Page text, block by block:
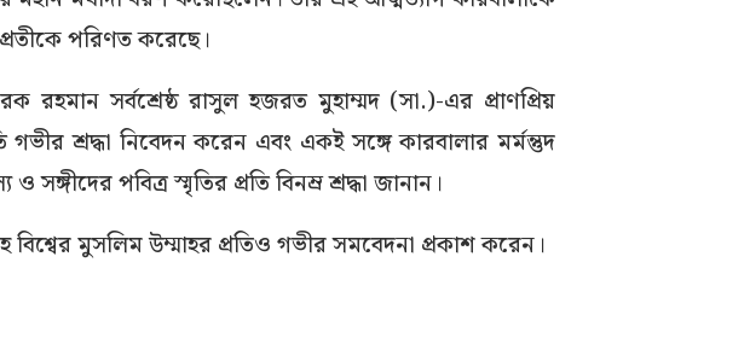
পরিণত করেছে।
রহমান সর্বশ্রেষ্ঠ রাসুল হজরত মুহাম্মদ (সা.)-এর প্রাণপ্রিয়
শ্রদ্ধা নিবেদন করেন এবং একই সঙ্গে কারবালার মর্মন্তুদ
পবিত্র স্মৃতির প্রতি বিনম্র শ্রদ্ধা জানান।
মুসলিম উম্মাহর প্রতিও গভীর সমবেদনা প্রকাশ করেন।